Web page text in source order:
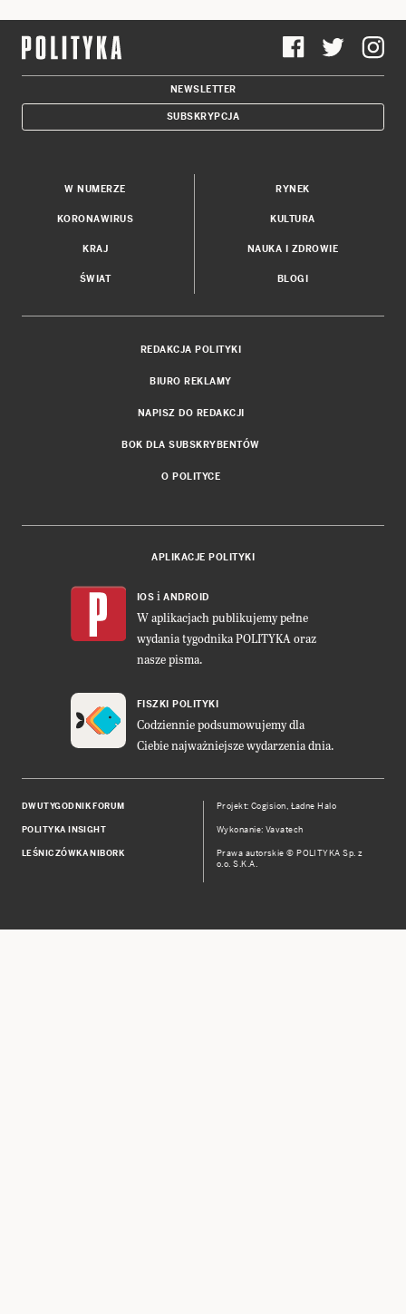
NEWSLETTER
SUBSKRYPCJA
W NUMERZE
KORONAWIRUS
KRAJ
ŚWIAT
RYNEK
KULTURA
NAUKA I ZDROWIE
BLOGI
REDAKCJA POLITYKI
BIURO REKLAMY
NAPISZ DO REDAKCJI
BOK DLA SUBSKRYBENTÓW
O POLITYCE
APLIKACJE POLITYKI
IOS i ANDROID
W aplikacjach publikujemy pełne
wydania tygodnika POLITYKA oraz
nasze pisma.
FISZKI POLITYKI
Codziennie podsumowujemy dla
Ciebie najważniejsze wydarzenia dnia.
DWUTYGODNIK FORUM
POLITYKA INSIGHT
LEŚNICZÓWKA NIBORK
Projekt:Cogision, Ładne Halo
Wykonanie: Vavatech
Prawa autorskie © POLITYKA Sp. z
o.o. S.K.A.